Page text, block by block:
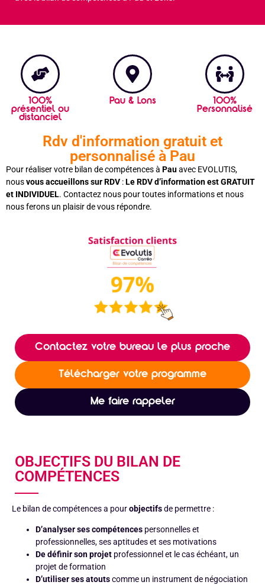
100%
présentiel ou
distanciel
Pau & Lons
100%
Personnalisé
Rdv d'information gratuit et
personnalisé à Pau
Pour réaliser votre bilan de compétences à Pauavec EVOLUTIS,
nousvous accueillons sur RDV :Le RDV d’information est GRATUIT
et INDIVIDUEL. Contactez nous pour toutes informations et nous
nous ferons un plaisir de vous répondre.
Contactez votre bureau le plus proche
Télécharger votre programme
Me faire rappeler
OBJECTIFS DU BILAN DE
COMPÉTENCES
Le bilan de compétences a pourobjectifsde permettre :
D’analyser ses compétences personnelles et
professionnelles, ses aptitudes et ses motivations
Dedéfinir son projet professionnel et le cas échéant, un
projet de formation
D’utiliser ses atoutscomme un instrument de négociation